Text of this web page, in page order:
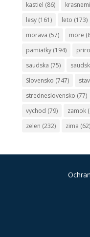
kastiel (86)
lesy(161) leto (173)
morava (57) more
pamiatky(194)
saudska (75)
Slovensko (747)
stredneslovensko (77)
vychod (79) zamok
zelen (232) zima (62)